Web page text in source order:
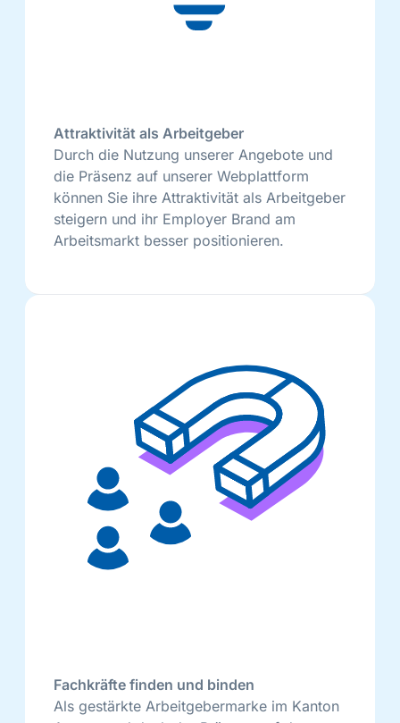
Attraktivität als Arbeitgeber
Durch die Nutzung unserer Angebote und
die Präsenz auf unserer Webplattform
können Sie ihre Attraktivität als Arbeitgeber
steigern und ihr Employer Brand am
Arbeitsmarkt besser positionieren.
Fachkräfte finden und binden
Als gestärkte Arbeitgebermarke im Kanton